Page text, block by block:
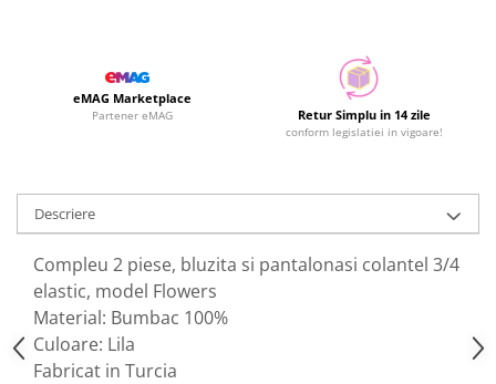
eMAG Marketplace
Partener eMAG Retur Simplu in 14 zile
conform legislatiei in vigoare!
Descriere
Compleu 2 piese, bluzita si pantalonasi colantel 3/4
elastic, model Flowers
Material: Bumbac 100%
Culoare: Lila
Fabricat in Turcia